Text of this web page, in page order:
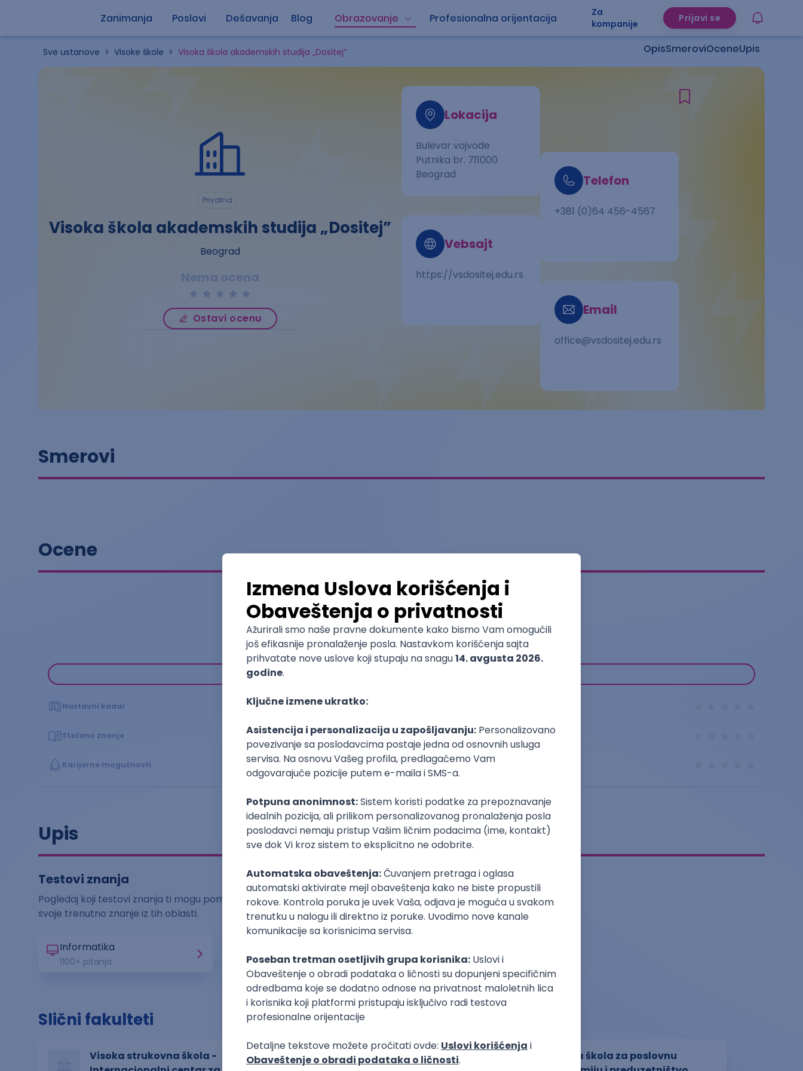
Zanimanja Poslovi Dešavanja Blog Obrazovanje Profesionalna orijentacija
Za
kompanije
Prijavi se
Sve ustanove > Visoke škole > Visoka škola akademskih studija „Dositej” OpisSmeroviOceneUpis
Privatna
Visoka škola akademskih studija „Dositej”
Beograd
Nema ocena
Ostavi ocenu
Lokacija
Bulevar vojvode
Putnika br. 711000
Beograd
Vebsajt
https://vsdositej.edu.rs
Telefon
+381 (0)64 456-4567
Email
office@vsdositej.edu.rs
Smerovi
Ocene
Pomozi nam da saznamo više o ovom fakultetu
(0ocena)
Nastavni kadar
Stečeno znanje
Karijerne mogućnosti
Upis
Testovi znanja
Pogledaj koji testovi znanja ti mogu pomoći za upis na ovaj fakultet i proveri
svoje trenutno znanje iz tih oblasti.
Informatika
1100+ pitanja 500+ pitanja
Slični fakulteti
Visoka strukovna škola -
Visoka škola strukovnih studija
Visoka škola za poslovnu